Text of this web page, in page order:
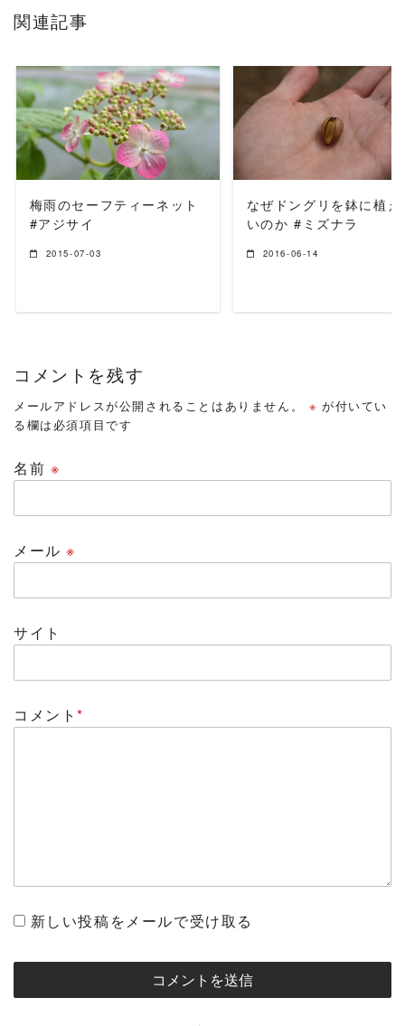
関連記事
READ MORE
梅雨のセーフティーネット
#アジサイ
2015-07-03
READ MORE
なぜドングリを鉢に植え
いのか #ミズナラ
2016-06-14
コメントを残す
メールアドレスが公開されることはありません。 ※ が付いてい
る欄は必須項目です
名前 ※
メール※
サイト
コメント*
新しい投稿をメールで受け取る